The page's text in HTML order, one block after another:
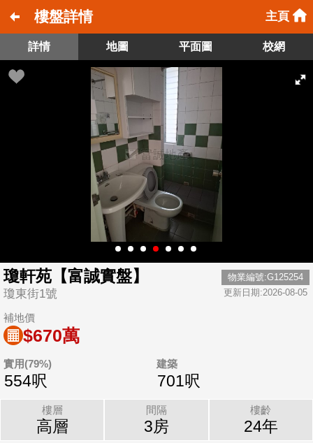
樓盤詳情 主頁
詳情 地圖 平面圖 校網
瓊軒苑【富誠實盤】
瓊東街1號
物業編號:G125254
更新日期:2026-08-05
補地價
$670萬
實用(79%)
554呎
建築
701呎
樓層
高層
間隔
3房
樓齡
24年